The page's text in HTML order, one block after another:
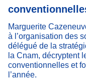
Marguerite
à l’organisation des
délégué de la
la Cnam, décryptent
conventionnelles et
l’année.